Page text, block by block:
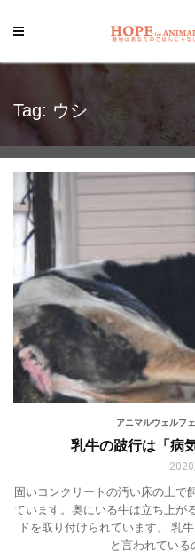
Tag: ウシ
アニマルウェルフ
乳牛の跛行は「病
固いコンクリートの汚い床の上で
ています。奥にいる牛は立ち上が
ドを取り付けられています。 乳
と言われている